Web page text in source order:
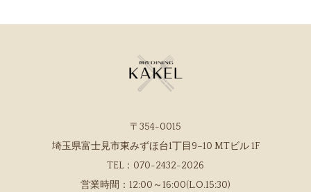
〒354-0015
埼玉県富士見市東みずほ台1丁目9−10 MTビル 1F
TEL： 070-2432-2026
営業時間： 12:00～16:00(L.O.15:30)